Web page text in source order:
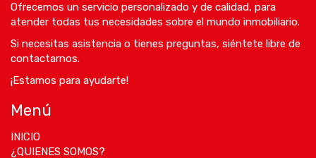
Ofrecemos un servicio personalizado y de calidad, para
atender todas tus necesidades sobre el mundo inmobiliario.
Si necesitas asistencia o tienes preguntas, siéntete libre de
contactarnos.
¡Estamos para ayudarte!
Menú
INICIO
¿QUIENES SOMOS?